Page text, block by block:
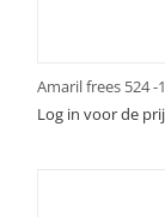
Amaril frees 524 -
Log in voor de